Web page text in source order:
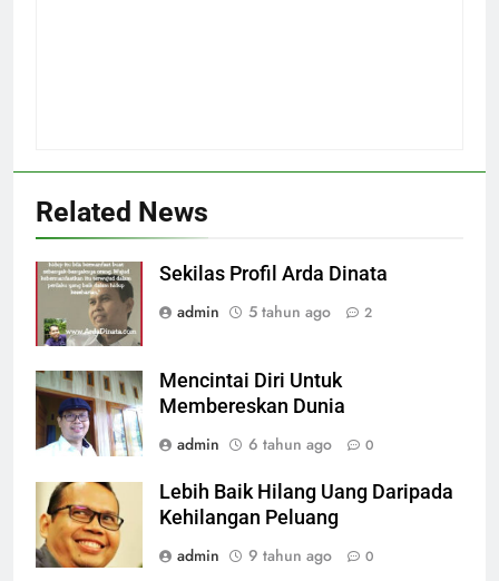
Related News
Sekilas Profil Arda Dinata
admin
5 tahun ago 2
Mencintai Diri Untuk
Membereskan Dunia
admin
6 tahun ago 0
Lebih Baik Hilang Uang Daripada
Kehilangan Peluang
admin
9 tahun ago 0